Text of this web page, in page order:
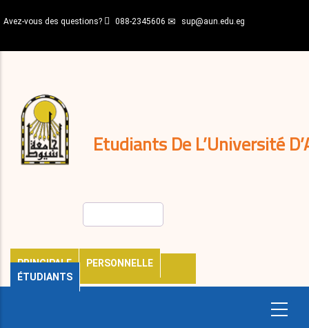
au
principal
Avez-vous des questions? 088-2345606 sup@aun.edu.eg
Etudiants De L’Université
PRINCIPALE
PERSONNELLE
ÉTUDIANTS
décisions
Expatriés
Journal